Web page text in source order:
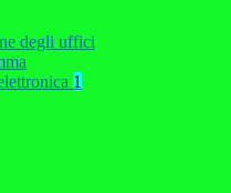
degli uffici
1